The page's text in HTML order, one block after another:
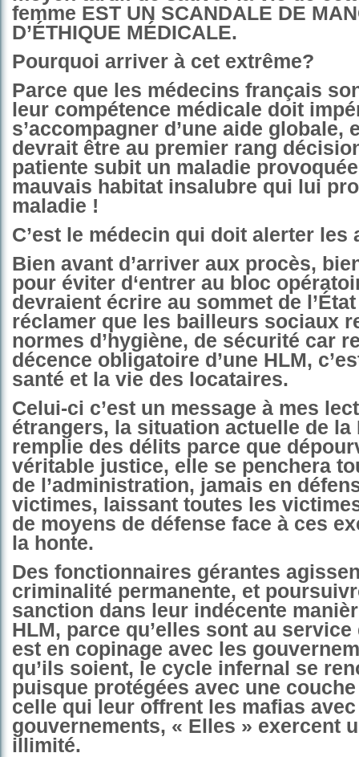
femme EST UN SCANDALE DE
D’ÉTHIQUE MÉDICALE.
Pourquoi arriver à cet extrême?
Parce que les médecins français
leur compétence médicale doit
s’accompagner d’une aide globale,
devrait être au premier rang
patiente subit un maladie
mauvais habitat insalubre qui lui
maladie !
C’est le médecin qui doit alerter les
Bien avant d’arriver aux procès,
pour éviter d‘entrer au bloc
devraient écrire au sommet de
réclamer que les bailleurs sociaux
normes d’hygiène, de sécurité car
décence obligatoire d’une HLM,
santé et la vie des locataires.
Celui-ci c’est un message à mes
étrangers, la situation actuelle de la
remplie des délits parce que
véritable justice, elle se penchera
de l’administration, jamais en
victimes, laissant toutes les
de moyens de défense face à ces
la honte.
Des fonctionnaires gérantes
criminalité permanente, et
sanction dans leur indécente
HLM, parce qu’elles sont au service
est en copinage avec les
qu’ils soient, le cycle infernal se
puisque protégées avec une couche
celle qui leur offrent les mafias avec
gouvernements, « Elles » exercent
illimité.